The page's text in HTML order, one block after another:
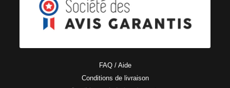
FAQ / Aide
Conditions de livraison